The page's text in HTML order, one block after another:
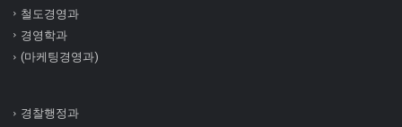
철도경영과
경영학과
(마케팅경영과)
경찰행정과